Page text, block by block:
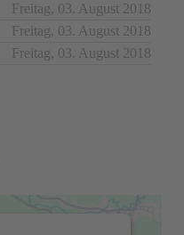
Freitag, 03. August 2018
Freitag, 03. August 2018
Freitag, 03. August 2018